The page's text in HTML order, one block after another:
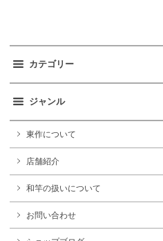
カテゴリー
ジャンル
東作について
店舗紹介
和竿の扱いについて
お問い合わせ